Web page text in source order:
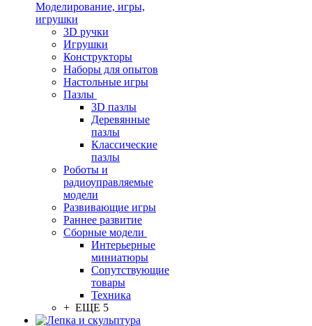
Моделирование, игры,
игрушки
3D ручки
Игрушки
Конструкторы
Наборы для опытов
Настольные игры
Пазлы
3D пазлы
Деревянные
пазлы
Классические
пазлы
Роботы и
радиоуправляемые
модели
Развивающие игры
Раннее развитие
Сборные модели
Интерьерные
миниатюры
Сопутствующие
товары
Техника
+ ЕЩЕ 5